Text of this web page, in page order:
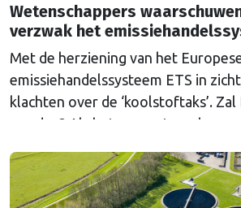
Wetenschappers
verzwak het
Met de herziening van het
emissiehandelssysteem ETS in
klachten over de ‘koolstoftaks’.
worden? Als het aan